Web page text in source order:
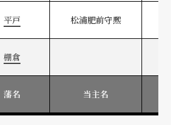
平戸 松浦肥前守熈
棚倉
藩名 当主名